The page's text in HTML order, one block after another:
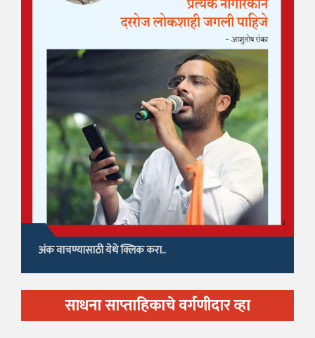
अंक वाचण्यासाठी येथे क्लिक करा..
साधना साप्ताहिकाचे वर्गणीदार व्हा